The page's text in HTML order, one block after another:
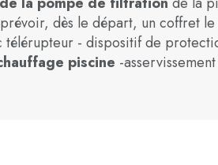
dès le départ, un coffret
télérupteur - dispositif de
piscine -